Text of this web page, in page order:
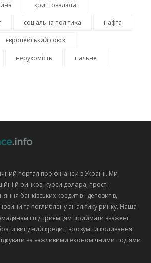
криптовалюта
соціальна політика нафта
європейський союз
нерухомість пальне
портал про фінанси в Україні. Ми
й ринкові курси долара, прості
банківських кредитів і депозитів,
та поглиблену аналітику ринку. Наша
і підприємцям приймати зважені
вигідний кредит, зрозуміти коливання
за важливими економічними подіями